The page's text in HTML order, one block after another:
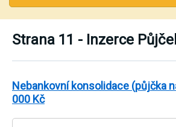
Strana 11 - Inzerce
Nebankovní konsolidace (půjčka
000 Kč